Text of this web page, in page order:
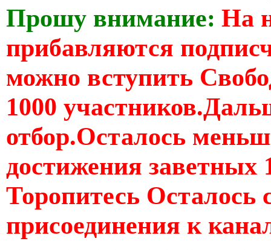
Прошу внимание: На
прибавляются
можно вступить
1000
отбор.Осталось
достижения заветных
Торопитесь Осталось
присоединения к